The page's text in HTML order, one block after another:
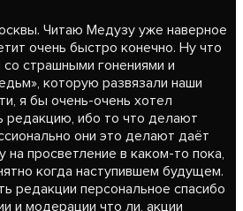
Читаю Медузу уже наверное
очень быстро конечно. Ну что
со страшными гонениями и
которую развязали наши
я бы очень-очень хотел
редакцию, ибо то что делают
они это делают даёт
просветление в каком-то пока,
когда наступившем будущем.
редакции персональное спасибо
и модерации что ли, акции